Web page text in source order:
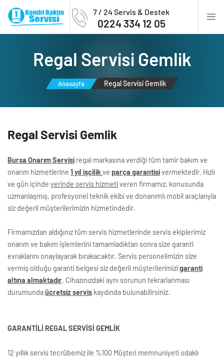
7 / 24 Servis & Destek
0224 334 12 05
Regal Servi̇si̇ Gemli̇k
Anasayfa Regal Servi̇si̇ Gemli̇k
Regal Servi̇si̇ Gemli̇k
Bursa Onarım Servisi regal markasına verdiği tüm tamir bakım ve
onarım hizmetlerine 1 yıl işçilik ve parça garantisivermektedir. Hızlı
ve gün içinde yerinde servis hizmetiveren firmamız, konusunda
uzmanlaşmış, profesyonel teknik ekibi ve donanımlı mobil araçlarıyla
siz değerli müşterilerimizin hizmetindedir.
Firmamızdan aldığınız tüm servis hizmetlerinde servis ekiplerimiz
onarım ve bakım işlemlerini tamamladıktan sonra size garanti
evraklarını onaylayarak bırakacaktır. Servis personelimizin size
vermiş olduğu garanti belgesi siz değerli müşterilerimizigaranti
altına almaktadır. Cihazınızdaki aynı sorunun tekrarlanması
durumundaücretsiz servis kaydında bulunabilirsiniz.
GARANTİLİ REGAL SERVİSİ GEMLİK
12 yıllık servis tecrübemiz ile %100 Müşteri memnuniyeti odaklı